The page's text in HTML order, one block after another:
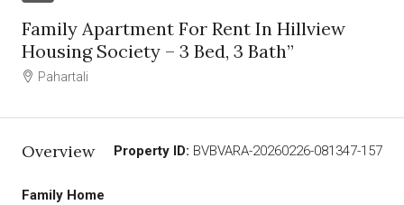
Family Apartment For Rent In Hillview
Housing Society – 3 Bed, 3 Bath”
Pahartali
Overview Property ID: BVBVARA-20260226-081347-157
Family Home